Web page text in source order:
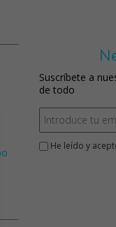
Suscríbete a
de todo
He leído y